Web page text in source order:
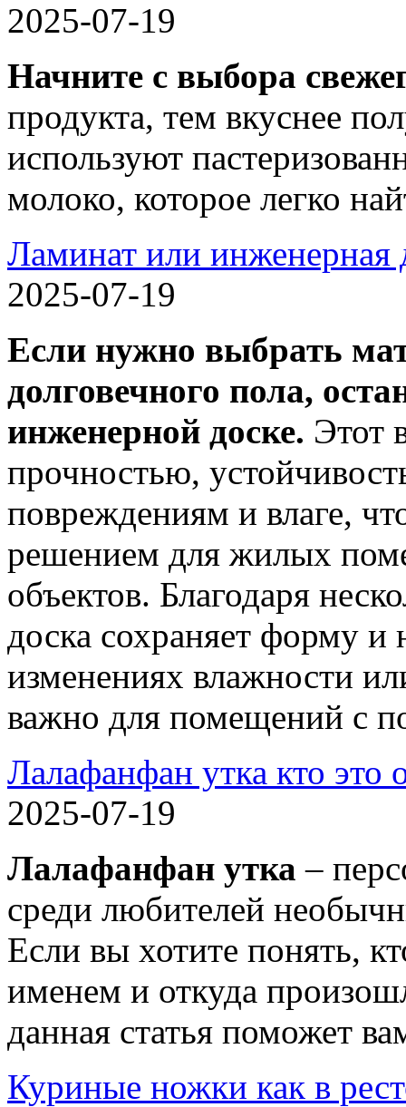
2025-07-19
Начните с выбора
продукта, тем вкуснее
используют
молоко, которое легко
Ламинат или инженерная
2025-07-19
Если нужно выбрать
долговечного пола,
инженерной доске. Этот
прочностью,
повреждениям и влаге,
решением для жилых
объектов. Благодаря
доска сохраняет форму и
изменениях влажности
важно для помещений с
Лалафанфан утка кто это
2025-07-19
Лалафанфан утка –
среди любителей
Если вы хотите понять,
именем и откуда
данная статья поможет
Куриные ножки как в